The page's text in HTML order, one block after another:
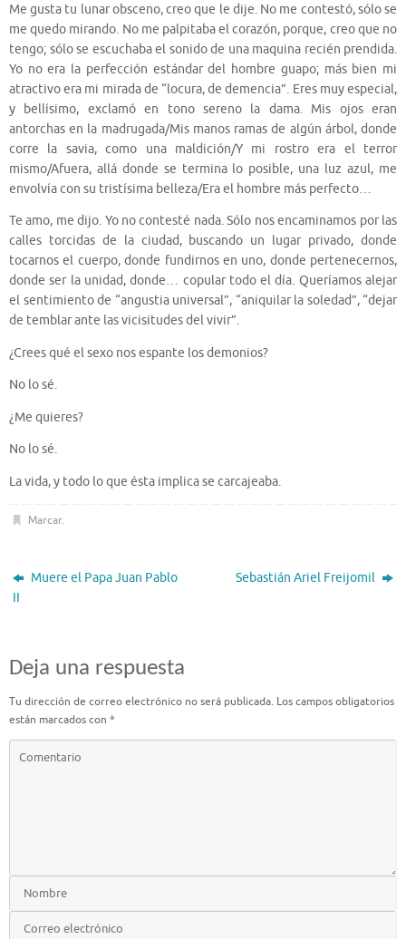
Me gusta tu lunar obsceno, creo que le dije. No me contestó, sólo se
me quedo mirando. No me palpitaba el corazón, porque, creo que no
tengo; sólo se escuchaba el sonido de una maquina recién prendida.
Yo no era la perfección estándar del hombre guapo; más bien mi
atractivo era mi mirada de “locura, de demencia”. Eres muy especial,
y bellísimo, exclamó en tono sereno la dama. Mis ojos eran
antorchas en la madrugada/Mis manos ramas de algún árbol, donde
corre la savia, como una maldición/Y mi rostro era el terror
mismo/Afuera, allá donde se termina lo posible, una luz azul, me
envolvía con su tristísima belleza/Era el hombre más perfecto…
Te amo, me dijo. Yo no contesté nada. Sólo nos encaminamos por las
calles torcidas de la ciudad, buscando un lugar privado, donde
tocarnos el cuerpo, donde fundirnos en uno, donde pertenecernos,
donde ser la unidad, donde… copular todo el día. Queríamos alejar
el sentimiento de “angustia universal”, “aniquilar la soledad”, “dejar
de temblar ante las vicisitudes del vivir”.
¿Crees qué el sexo nos espante los demonios?
No lo sé.
¿Me quieres?
No lo sé.
La vida, y todo lo que ésta implica se carcajeaba.
Marcar.
Muere el Papa Juan Pablo
II
Sebastián Ariel Freijomil
Deja una respuesta
Tu dirección de correo electrónico no será publicada. Los campos obligatorios
están marcados con *